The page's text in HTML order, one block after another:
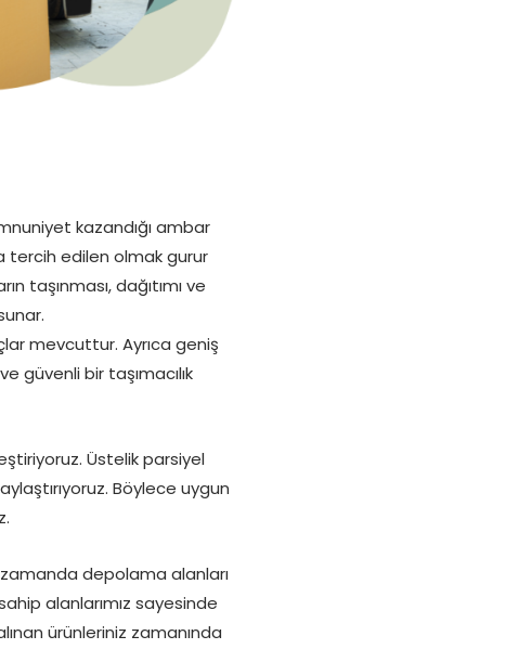
kazandığı ambar
tercih edilen olmak gurur
taşınması, dağıtımı ve
mevcuttur. Ayrıca geniş
güvenli bir taşımacılık
Üstelik parsiyel
Böylece uygun
zamanda depolama alanları
alanlarımız sayesinde
ürünleriniz zamanında